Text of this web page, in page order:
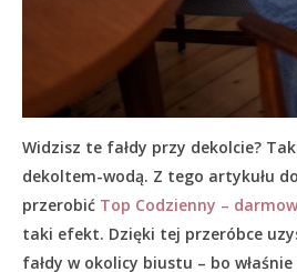
Widzisz te fałdy przy dekolcie?
dekoltem-wodą. Z tego artykułu
przerobić Top Codzienny –
taki efekt. Dzięki tej przeróbce
fałdy w okolicy biustu – bo